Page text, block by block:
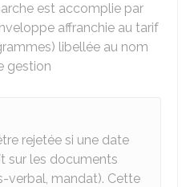
est accomplie par
affranchie au tarif
libellée au nom
gestion
rejetée si une date
sur les documents
verbal, mandat). Cette